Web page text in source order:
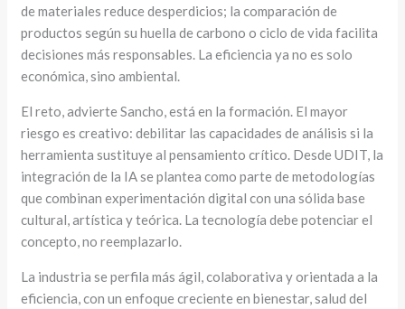
de materiales reduce desperdicios; la comparación de
productos según su huella de carbono o ciclo de vida facilita
decisiones más responsables. La eficiencia ya no es solo
económica, sino ambiental.
El reto, advierte Sancho, está en la formación. El mayor
riesgo es creativo: debilitar las capacidades de análisis si la
herramienta sustituye al pensamiento crítico. Desde UDIT, la
integración de la IA se plantea como parte de metodologías
que combinan experimentación digital con una sólida base
cultural, artística y teórica. La tecnología debe potenciar el
concepto, no reemplazarlo.
La industria se perfila más ágil, colaborativa y orientada a la
eficiencia, con un enfoque creciente en bienestar, salud del